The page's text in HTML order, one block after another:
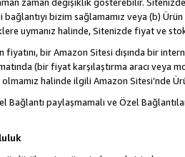
bizim sağlamamız veya (b)
uymanız halinde, Sitenizde fiyat ve
fiyatını, bir Amazon Sitesi dışında bir
(bir fiyat karşılaştırma aracı veya
halinde ilgili Amazon Sitesi’nde
Bağlantı paylaşmamalı ve Özel